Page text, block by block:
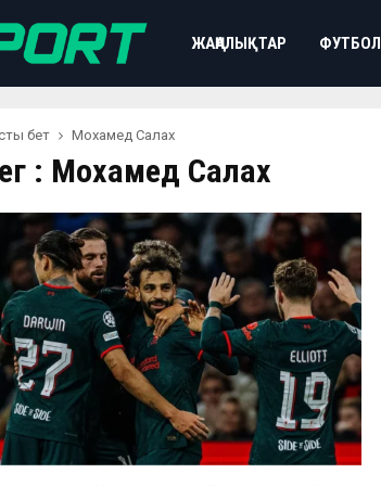
ЖАҢАЛЫҚТАР ФУТБОЛ
бет Мохамед Салах
: Мохамед Салах